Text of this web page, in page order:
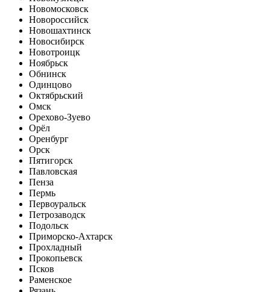
Новомосковск
Новороссийск
Новошахтинск
Новосибирск
Новотроицк
Ноябрьск
Обнинск
Одинцово
Октябрьский
Омск
Орехово-Зуево
Орёл
Оренбург
Орск
Пятигорск
Павловская
Пенза
Пермь
Первоуральск
Петрозаводск
Подольск
Приморско-Ахтарск
Прохладный
Прокопьевск
Псков
Раменское